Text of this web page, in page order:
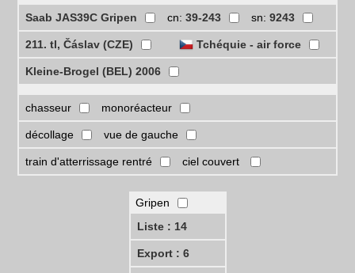
Saab JAS39C Gripen
cn: 39-243 sn: 9243
211. tl, Čáslav (CZE) Tchéquie - air force
Kleine-Brogel (BEL) 2006
chasseur monoréacteur
décollage vue de gauche
train d'atterrissage rentré ciel couvert
Gripen
Liste : 14
Export : 6